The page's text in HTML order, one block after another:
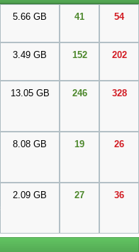
5.66 GB 41 54
3.49 GB 152 202
13.05 GB 246 328
8.08 GB 19 26
2.09 GB 27 36